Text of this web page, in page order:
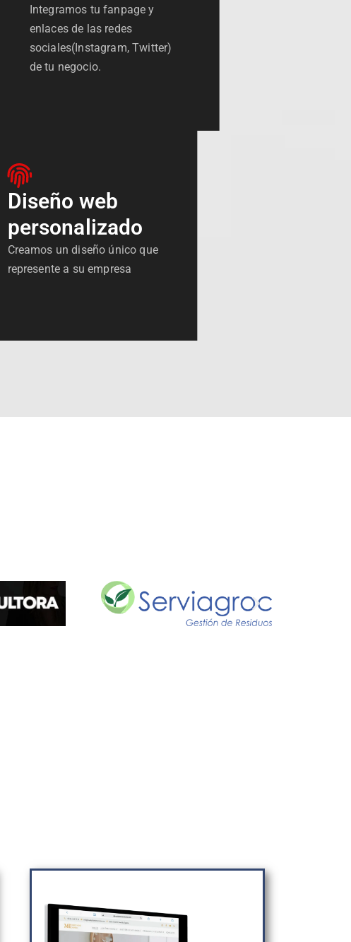
Integramos tu fanpage y
enlaces de las redes
sociales(Instagram, Twitter)
de tu negocio.
Diseño web
personalizado
Creamos un diseño único que
represente a su empresa